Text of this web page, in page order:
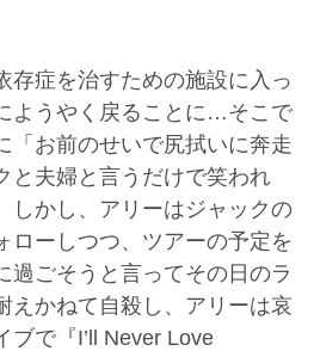
存症を治すための施設に入っ
ようやく戻ることに…そこで
「お前のせいで尻拭いに奔走
と夫婦と言うだけで笑われ
しかし、アリーはジャックの
ローしつつ、ツアーの予定を
過ごそうと言ってその日のラ
えかねて自殺し、アリーは哀
ブで『I’ll Never Love